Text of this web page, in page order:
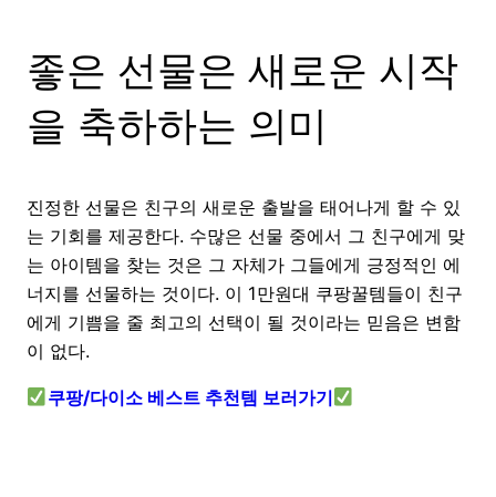
좋은 선물은 새로운 시작
을 축하하는 의미
진정한 선물은 친구의 새로운 출발을 태어나게 할 수 있
는 기회를 제공한다. 수많은 선물 중에서 그 친구에게 맞
는 아이템을 찾는 것은 그 자체가 그들에게 긍정적인 에
너지를 선물하는 것이다. 이 1만원대 쿠팡꿀템들이 친구
에게 기쁨을 줄 최고의 선택이 될 것이라는 믿음은 변함
이 없다.
쿠팡/다이소 베스트 추천템 보러가기